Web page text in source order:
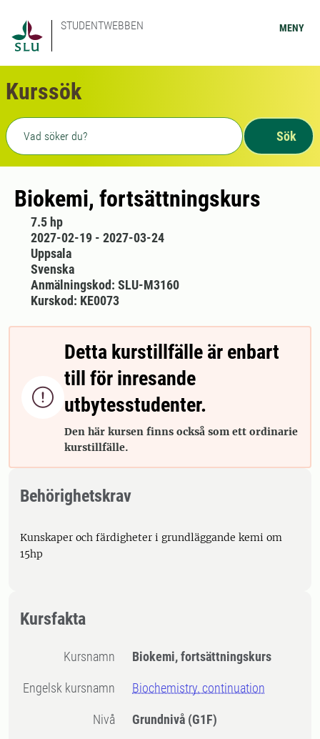
STUDENTWEBBEN MENY
Kurssök
Fritext sökning
Sök
Biokemi, fortsättningskurs
7.5 hp
2027-02-19 - 2027-03-24
Uppsala
Svenska
Anmälningskod: SLU-M3160
Kurskod: KE0073

Detta kurstillfälle är enbart
till för inresande
utbytesstudenter.
Den här kursen finns också som ett ordinarie
kurstillfälle.
Behörighetskrav
Kunskaper och färdigheter i grundläggande kemi om
15hp
Kursfakta
Kursnamn Biokemi, fortsättningskurs
Engelsk kursnamn Biochemistry, continuation
Nivå Grundnivå (G1F)